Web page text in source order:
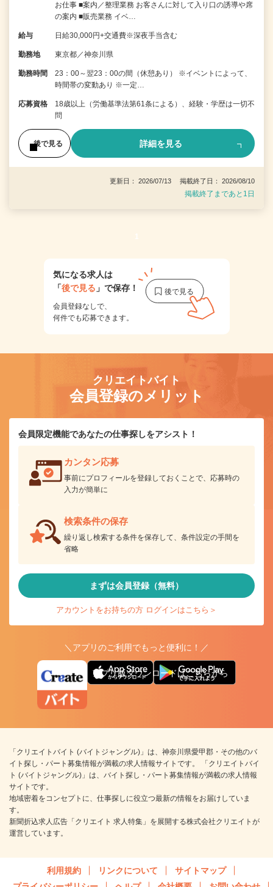
お仕事 ■案内／整理業務 お客さんに対して入り口の誘導や席
の案内 ■販売業務 イベ…
給与 日給30,000円+交通費※深夜手当含む
勤務地 東京都／神奈川県
勤務時間
23：00～翌23：00の間（休憩あり） ※イベントによって、
時間帯の変動あり ※一定…
応募資格
18歳以上（労働基準法第61条による）、経験・学歴は一切不
問
後で見る 詳細を見る
更新日： 2026/07/13 掲載終了日： 2026/08/10
掲載終了まであと1日
1
気になる求人は
「後で見る 」で保存！
会員登録なしで、
何件でも応募できます。
クリエイトバイト
会員登録のメリット
会員限定機能であなたの仕事探しをアシスト！
カンタン応募
事前にプロフィールを登録しておくことで、応募時の
入力が簡単に
検索条件の保存
繰り返し検索する条件を保存して、条件設定の手間を
省略
まずは会員登録（無料）
アカウントをお持ちの方 ログインはこちら＞
＼アプリのご利用でもっと便利に！／
アプリ版ダウンロードはこちらから
「クリエイトバイト (バイトジャングル)」は、神奈川県愛甲郡・その他のバ
イト探し・パート募集情報が満載の求人情報サイトです。 「クリエイトバイ
ト (バイトジャングル)」は、バイト探し・パート募集情報が満載の求人情報
サイトです。
地域密着をコンセプトに、仕事探しに役立つ最新の情報をお届けしていま
す。
新聞折込求人広告「クリエイト 求人特集」を展開する株式会社クリエイトが
運営しています。
利用規約 リンクについて
サイトマップ